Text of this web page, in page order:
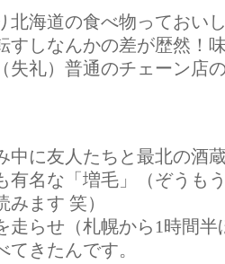
北海道の食べ物っておい
すしなんかの差が歴然！
失礼）普通のチェーン店
中に友人たちと最北の酒
有名な「増毛」（ぞうも
みます 笑）
走らせ（札幌から1時間
てきたんです。